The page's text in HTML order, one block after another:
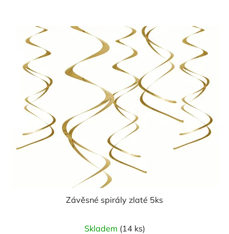
Závěsné spirály zlaté 5ks
Skladem (14 ks)